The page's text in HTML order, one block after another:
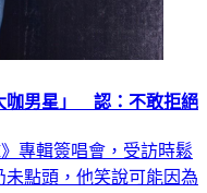
咖男星」 認：不敢拒絕
專輯簽唱會，受訪時鬆
點頭，他笑說可能因為